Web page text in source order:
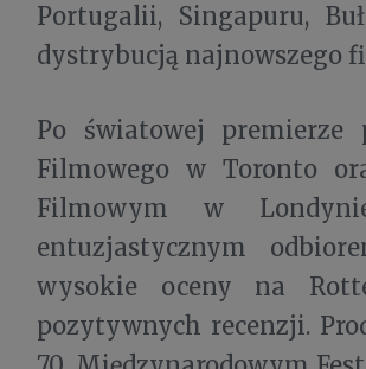
Portugalii, Singapuru,
dystrybucją najnowszego
Po światowej premierze
Filmowego w Toronto
Filmowym w
entuzjastycznym
wysokie oceny na
pozytywnych recenzji.